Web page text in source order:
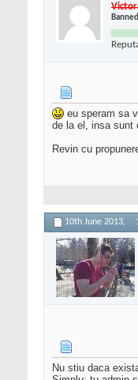
Banned
eu speram sa
de la el, insa sunt
Revin cu
10th June 2013,
Nu stiu daca